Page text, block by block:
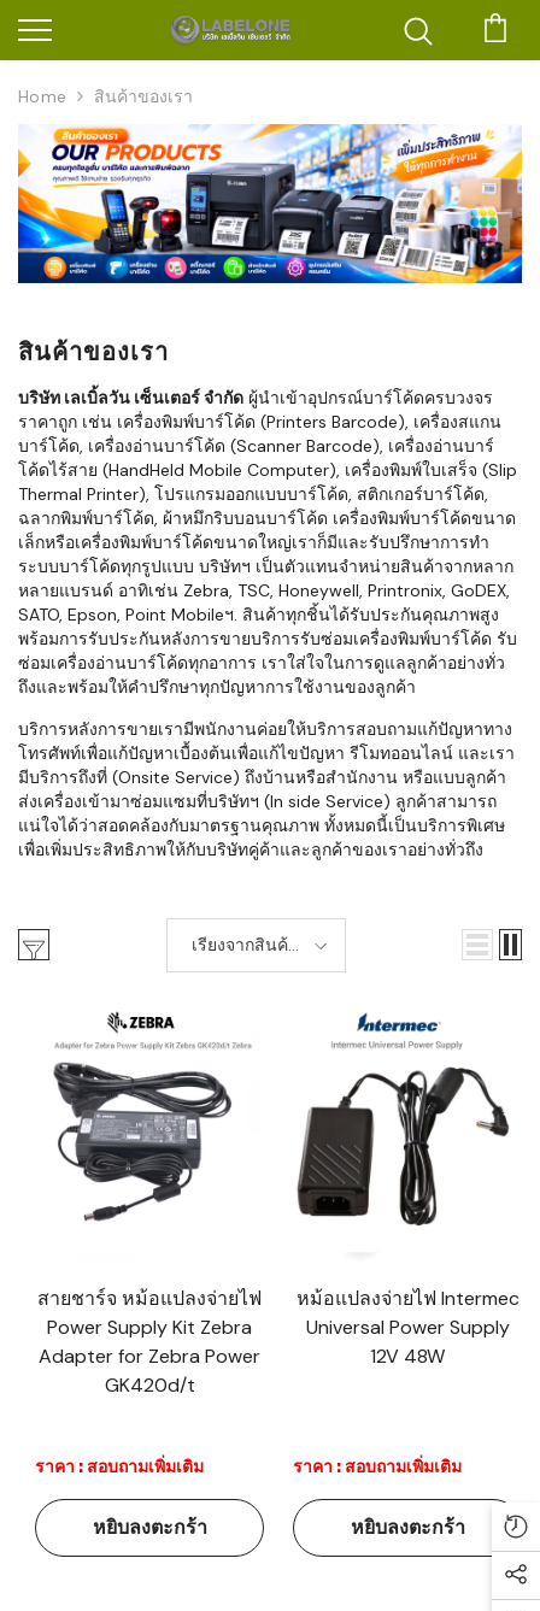
Home สินค้าของเรา
สินค้าของเรา
บริษัท เลเบิ้ลวัน เซ็นเตอร์ จำกัด ผู้นำเข้าอุปกรณ์บาร์โค้ดครบวงจร
ราคาถูก เช่น เครื่องพิมพ์บาร์โค้ด (Printers Barcode), เครื่องสแกน
บาร์โค้ด, เครื่องอ่านบาร์โค้ด (Scanner Barcode), เครื่องอ่านบาร์
โค้ดไร้สาย (HandHeld Mobile Computer), เครื่องพิมพ์ใบเสร็จ (Slip
Thermal Printer), โปรแกรมออกแบบบาร์โค้ด, สติกเกอร์บาร์โค้ด,
ฉลากพิมพ์บาร์โค้ด, ผ้าหมึกริบบอนบาร์โค้ด เครื่องพิมพ์บาร์โค้ดขนาด
เล็กหรือเครื่องพิมพ์บาร์โค้ดขนาดใหญ่เราก็มีและรับปรึกษาการทำ
ระบบบาร์โค้ดทุกรูปแบบ บริษัทฯ เป็นตัวแทนจำหน่ายสินค้าจากหลาก
หลายแบรนด์ อาทิเช่น Zebra, TSC, Honeywell, Printronix, GoDEX,
SATO, Epson, Point Mobileฯ. สินค้าทุกชิ้นได้รับประกันคุณภาพสูง
พร้อมการรับประกันหลังการขายบริการรับซ่อมเครื่องพิมพ์บาร์โค้ด รับ
ซ่อมเครื่องอ่านบาร์โค้ดทุกอาการ เราใส่ใจในการดูแลลูกค้าอย่างทั่ว
ถึงและพร้อมให้คำปรึกษาทุกปัญหาการใช้งานของลูกค้า
บริการหลังการขายเรามีพนักงานค่อยให้บริการสอบถามแก้ปัญหาทาง
โทรศัพท์เพื่อแก้ปัญหาเบื้องต้นเพื่อแก้ไขปัญหา รีโมทออนไลน์ และเรา
มีบริการถึงที่ (Onsite Service) ถึงบ้านหรือสำนักงาน หรือแบบลูกค้า
ส่งเครื่องเข้ามาซ่อมแซมที่บริษัทฯ (In side Service) ลูกค้าสามารถ
แน่ใจได้ว่าสอดคล้องกับมาตรฐานคุณภาพ ทั้งหมดนี้เป็นบริการพิเศษ
เพื่อเพิ่มประสิทธิภาพให้กับบริษัทคู่ค้าและลูกค้าของเราอย่างทั่วถึง
เรียงจากสินค้า
ใหม่-เก่า
สายชาร์จ หม้อแปลงจ่ายไฟ
Power Supply Kit Zebra
Adapter for Zebra Power
GK420d/t
ราคา : สอบถามเพิ่มเติม
หยิบลงตะกร้า
หม้อแปลงจ่ายไฟ Intermec
Universal Power Supply
12V 48W
ราคา : สอบถามเพิ่มเติม
หยิบลงตะกร้า